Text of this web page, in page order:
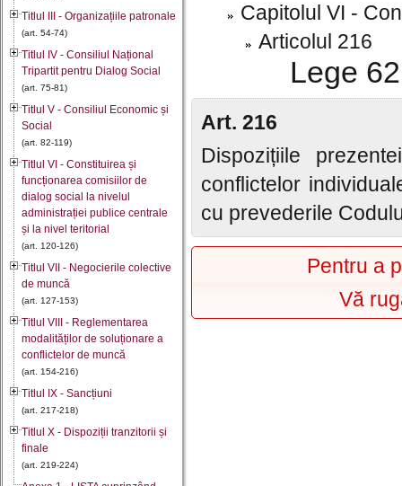
Titlul III - Organizațiile patronale
(art. 54-74)
Titlul IV - Consiliul Național
Tripartit pentru Dialog Social
(art. 75-81)
Titlul V - Consiliul Economic și
Social
(art. 82-119)
Titlul VI - Constituirea și
funcționarea comisiilor de
dialog social la nivelul
administrației publice centrale
și la nivel teritorial
(art. 120-126)
Titlul VII - Negocierile colective
de muncă
(art. 127-153)
Titlul VIII - Reglementarea
modalităților de soluționare a
conflictelor de muncă
(art. 154-216)
Titlul IX - Sancțiuni
(art. 217-218)
Titlul X - Dispoziții tranzitorii și
finale
(art. 219-224)
Capitolul VI -
Articolul 216
Lege
Art. 216
Dispozițiile
conflictelor
cu prevederile
Pentru a
Vă